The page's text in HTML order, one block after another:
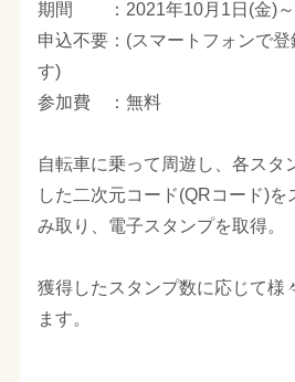
期間 ：2021年10月1日(金)～
申込不要：(スマートフォンで
す)
参加費 ：無料
自転車に乗って周遊し、各スタ
した二次元コード(QRコード)を
み取り、電子スタンプを取得。
獲得したスタンプ数に応じて様
ます。